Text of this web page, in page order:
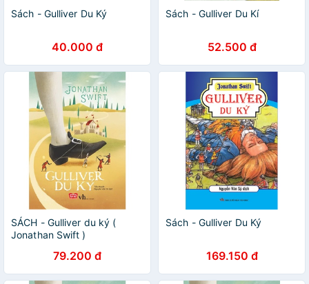
Sách - Gulliver Du Ký
40.000 đ
Sách - Gulliver Du Kí
52.500 đ
SÁCH - Gulliver du ký (
Jonathan Swift )
79.200 đ
Sách - Gulliver Du Ký
169.150 đ